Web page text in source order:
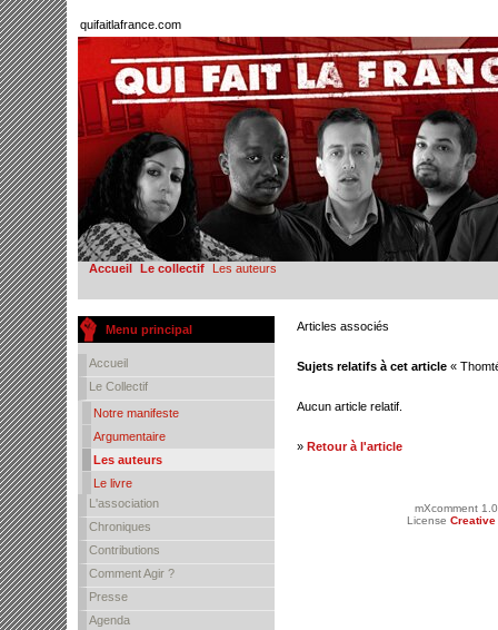
quifaitlafrance.com
Accueil Le collectif Les auteurs
Menu principal
Accueil
Le Collectif
Notre manifeste
Argumentaire
Les auteurs
Le livre
L'association
Chroniques
Contributions
Comment Agir ?
Presse
Agenda
Articles associés
Sujets relatifs à cet article «
Aucun article relatif.
» Retour à l'article
mXcomment
License Creative